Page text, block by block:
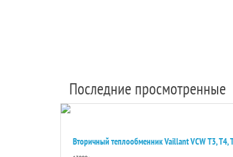
Последние просмотренные
Вторичный теплообменник Vaillant VCW T3, T4,